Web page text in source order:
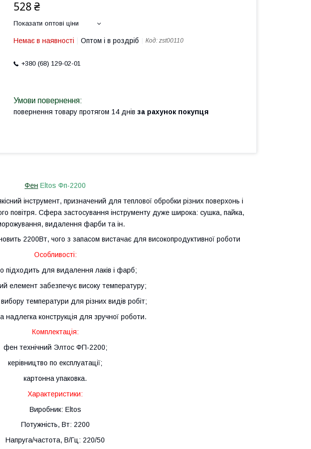
528 ₴
Показати оптові ціни
Немає в наявності Оптом і в роздріб Код: zst00110
+380 (68) 129-02-01
повернення товару протягом 14 днів за рахунок покупця
Фен Eltos Фп-2200
інструмент, призначений для теплової обробки різних поверхонь і
повітря. Сфера застосування інструменту дуже широка: сушка, пайка,
видалення фарби та ін.
2200Вт, чого з запасом вистачає для високопродуктивної роботи
Особливості:
підходить для видалення лаків і фарб;
елемент забезпечує високу температуру;
вибору температури для різних видів робіт;
надлегка конструкція для зручної роботи.
Комплектація:
фен технічний Элтос ФП-2200;
керівництво по експлуатації;
картонна упаковка.
Характеристики:
Виробник: Eltos
Потужність, Вт: 2200
Напруга/частота, В/Гц: 220/50